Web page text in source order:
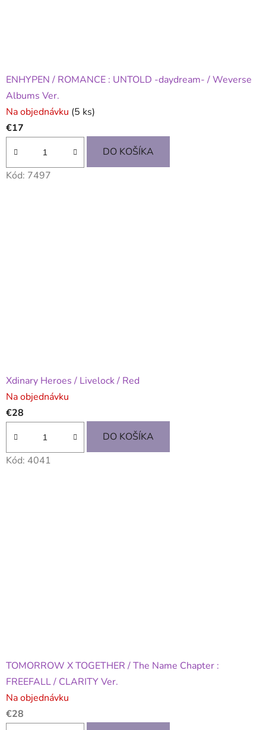
ENHYPEN / ROMANCE : UNTOLD -daydream- / Weverse
Albums Ver.
Na objednávku (5 ks)
€17
DO KOŠÍKA
Kód: 7497
Xdinary Heroes / Livelock / Red
Na objednávku
€28
DO KOŠÍKA
Kód: 4041
TOMORROW X TOGETHER / The Name Chapter :
FREEFALL / CLARITY Ver.
Na objednávku
€28